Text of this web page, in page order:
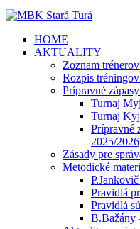
HOME
AKTUALITY
Zoznam
Rozpis
Prípravné
Turnaj
Turnaj
Prípravné
2025/2026
Zásady pre
Metodické
Pravidlá
Pravidlá
B.Bažány